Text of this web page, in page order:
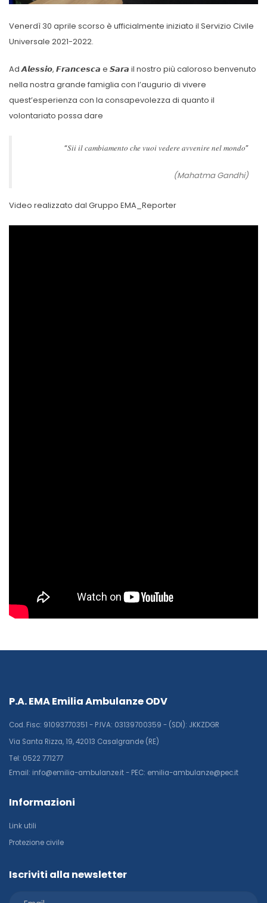
Venerdì 30 aprile scorso è ufficialmente iniziato il Servizio Civile
Universale 2021-2022.
Ad 𝘼𝙡𝙚𝙨𝙨𝙞𝙤, 𝙁𝙧𝙖𝙣𝙘𝙚𝙨𝙘𝙖 e 𝙎𝙖𝙧𝙖 il nostro più caloroso benvenuto
nella nostra grande famiglia con l’augurio di vivere
quest’esperienza con la consapevolezza di quanto il
volontariato possa dare
“𝑆𝑖𝑖 𝑖𝑙 𝑐𝑎𝑚𝑏𝑖𝑎𝑚𝑒𝑛𝑡𝑜 𝑐ℎ𝑒 𝑣𝑢𝑜𝑖 𝑣𝑒𝑑𝑒𝑟𝑒 𝑎𝑣𝑣𝑒𝑛𝑖𝑟𝑒 𝑛𝑒𝑙 𝑚𝑜𝑛𝑑𝑜”
(Mahatma Gandhi)
Video realizzato dal Gruppo EMA_Reporter
P.A. EMA Emilia Ambulanze ODV
Cod. Fisc: 91093770351 - P.IVA: 03139700359 - (SDI): JKKZDGR
Via Santa Rizza, 19, 42013 Casalgrande (RE)
Tel: 0522 771277
Email: info@emilia-ambulanze.it - PEC: emilia-ambulanze@pec.it
Informazioni
Link utili
Protezione civile
Iscriviti alla newsletter